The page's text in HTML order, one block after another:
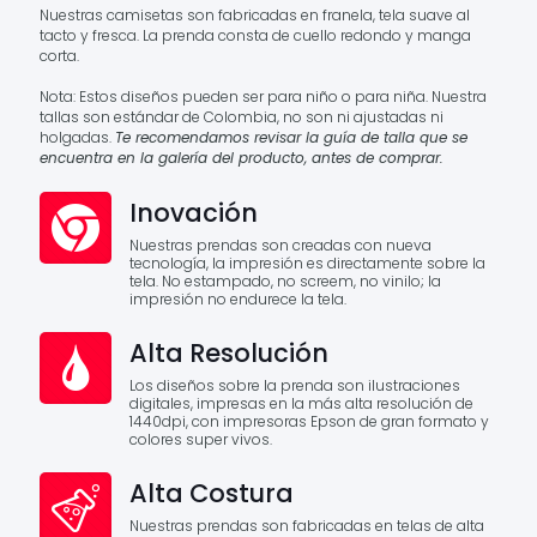
Nuestras camisetas son fabricadas en franela, tela suave al
tacto y fresca. La prenda consta de cuello redondo y manga
corta.
Nota: Estos diseños pueden ser para niño o para niña. Nuestra
tallas son estándar de Colombia, no son ni ajustadas ni
holgadas. Te recomendamos revisar la guía de talla que se
encuentra en la galería del producto, antes de comprar.
Inovación
Nuestras prendas son creadas con nueva
tecnología, la impresión es directamente sobre la
tela. No estampado, no screem, no vinilo; la
impresión no endurece la tela.
Alta Resolución
Los diseños sobre la prenda son ilustraciones
digitales, impresas en la más alta resolución de
1440dpi, con impresoras Epson de gran formato y
colores super vivos.
Alta Costura
Nuestras prendas son fabricadas en telas de alta